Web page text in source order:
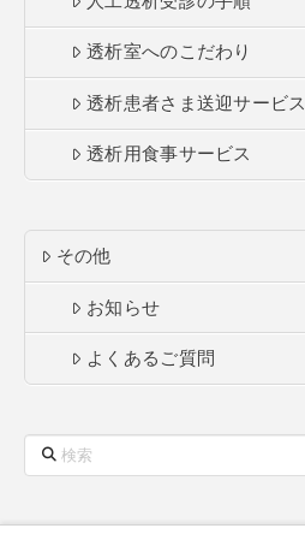
透析室へのこだわり
透析患者さま送迎サービス
透析用食事サービス
その他
お知らせ
よくあるご質問
索